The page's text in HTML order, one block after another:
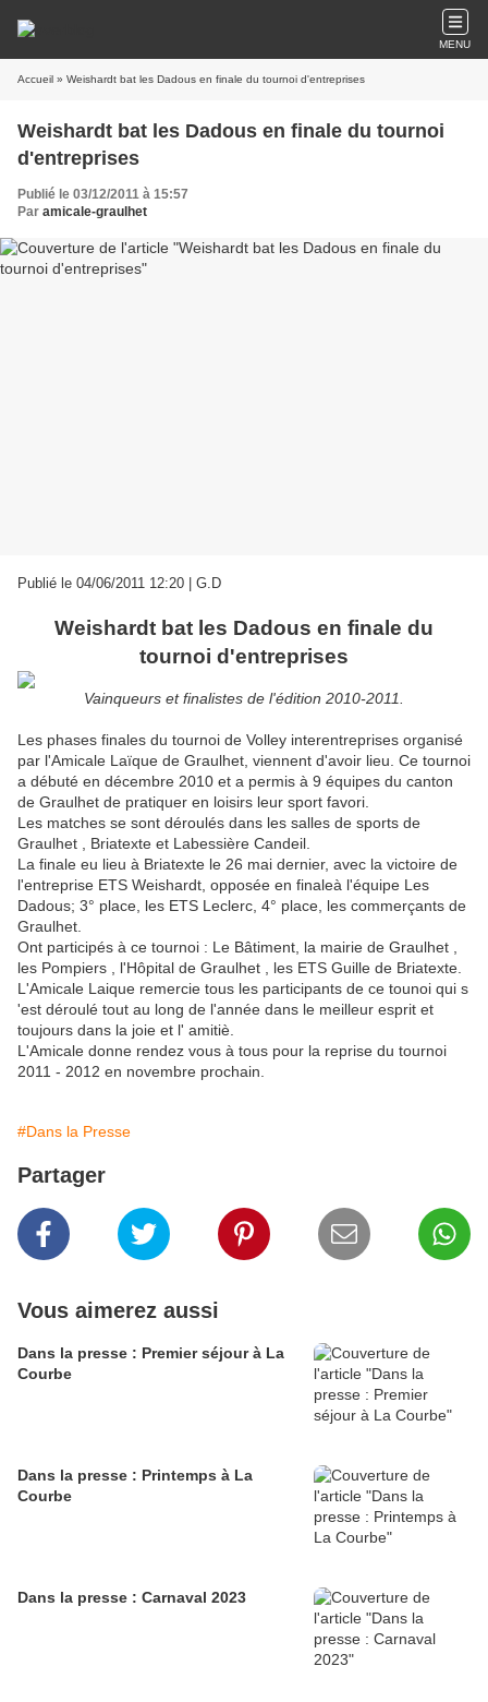
MENU
Accueil » Weishardt bat les Dadous en finale du tournoi d'entreprises
Weishardt bat les Dadous en finale du tournoi
d'entreprises
Publié le 03/12/2011 à 15:57
Par amicale-graulhet
Publié le 04/06/2011 12:20 | G.D
Weishardt bat les Dadous en finale du
tournoi d'entreprises
Vainqueurs et finalistes de l'édition 2010-2011.
Les phases finales du tournoi de Volley interentreprises organisé
par l'Amicale Laïque de Graulhet, viennent d'avoir lieu. Ce tournoi
a débuté en décembre 2010 et a permis à 9 équipes du canton
de Graulhet de pratiquer en loisirs leur sport favori.
Les matches se sont déroulés dans les salles de sports de
Graulhet , Briatexte et Labessière Candeil.
La finale eu lieu à Briatexte le 26 mai dernier, avec la victoire de
l'entreprise ETS Weishardt, opposée en finaleà l'équipe Les
Dadous; 3° place, les ETS Leclerc, 4° place, les commerçants de
Graulhet.
Ont participés à ce tournoi : Le Bâtiment, la mairie de Graulhet ,
les Pompiers , l'Hôpital de Graulhet , les ETS Guille de Briatexte.
L'Amicale Laique remercie tous les participants de ce tounoi qui s
'est déroulé tout au long de l'année dans le meilleur esprit et
toujours dans la joie et l' amitiè.
L'Amicale donne rendez vous à tous pour la reprise du tournoi
2011 - 2012 en novembre prochain.
#Dans la Presse
Partager
Vous aimerez aussi
Dans la presse : Premier séjour à La
Courbe
Dans la presse : Printemps à La
Courbe
Dans la presse : Carnaval 2023